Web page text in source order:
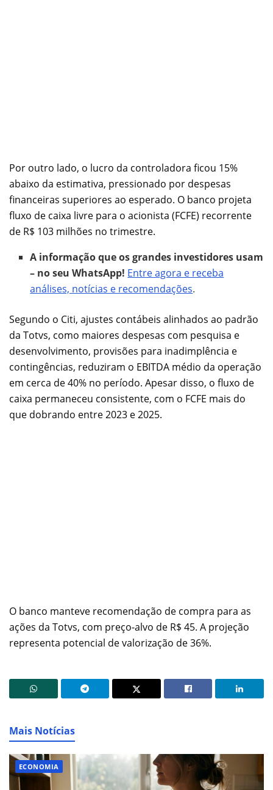
Por outro lado, o lucro da controladora ficou 15%
abaixo da estimativa, pressionado por despesas
financeiras superiores ao esperado. O banco projeta
fluxo de caixa livre para o acionista (FCFE) recorrente
de R$ 103 milhões no trimestre.
A informação que os grandes investidores usam
– no seu WhatsApp! Entre agora e receba
análises, notícias e recomendações.
Segundo o Citi, ajustes contábeis alinhados ao padrão
da Totvs, como maiores despesas com pesquisa e
desenvolvimento, provisões para inadimplência e
contingências, reduziram o EBITDA médio da operação
em cerca de 40% no período. Apesar disso, o fluxo de
caixa permaneceu consistente, com o FCFE mais do
que dobrando entre 2023 e 2025.
O banco manteve recomendação de compra para as
ações da Totvs, com preço-alvo de R$ 45. A projeção
representa potencial de valorização de 36%.
Mais Notícias
ECONOMIA